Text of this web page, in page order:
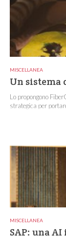
MISCELLANEA
Un sistema
Lo propongono
strategica per
MISCELLANEA
SAP: una